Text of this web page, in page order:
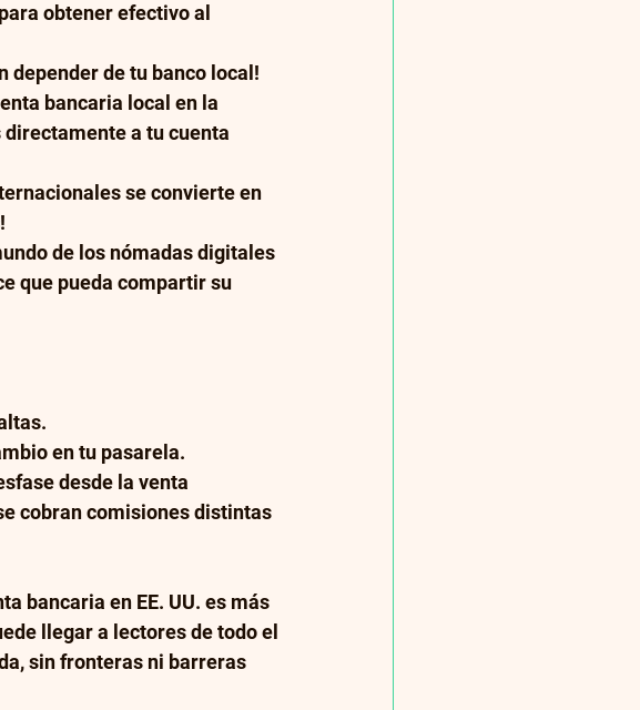
obtener efectivo al
depender de tu banco local!
bancaria local en la
a tu cuenta
se convierte en
de los nómadas digitales
que pueda compartir su
en tu pasarela.
desde la venta
cobran comisiones distintas
bancaria en EE. UU. es más
llegar a lectores de todo el
sin fronteras ni barreras